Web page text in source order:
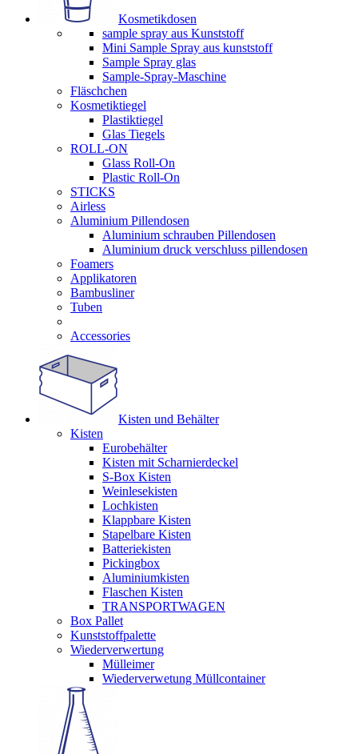
Kosmetikdosen
sample spray aus Kunststoff
Mini Sample Spray aus kunststoff
Sample Spray glas
Sample-Spray-Maschine
Fläschchen
Kosmetiktiegel
Plastiktiegel
Glas Tiegels
ROLL-ON
Glass Roll-On
Plastic Roll-On
STICKS
Airless
Aluminium Pillendosen
Aluminium schrauben Pillendosen
Aluminium druck verschluss pillendosen
Foamers
Applikatoren
Bambusliner
Tuben
Accessories
Kisten und Behälter
Kisten
Eurobehälter
Kisten mit Scharnierdeckel
S-Box Kisten
Weinlesekisten
Lochkisten
Klappbare Kisten
Stapelbare Kisten
Batteriekisten
Pickingbox
Aluminiumkisten
Flaschen Kisten
TRANSPORTWAGEN
Box Pallet
Kunststoffpalette
Wiederverwertung
Mülleimer
Wiederverwetung Müllcontainer